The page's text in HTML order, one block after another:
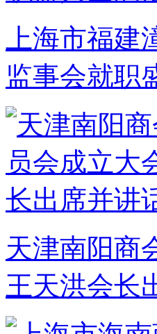
上海市福
监事会就职
天津南阳商
王天洪会长